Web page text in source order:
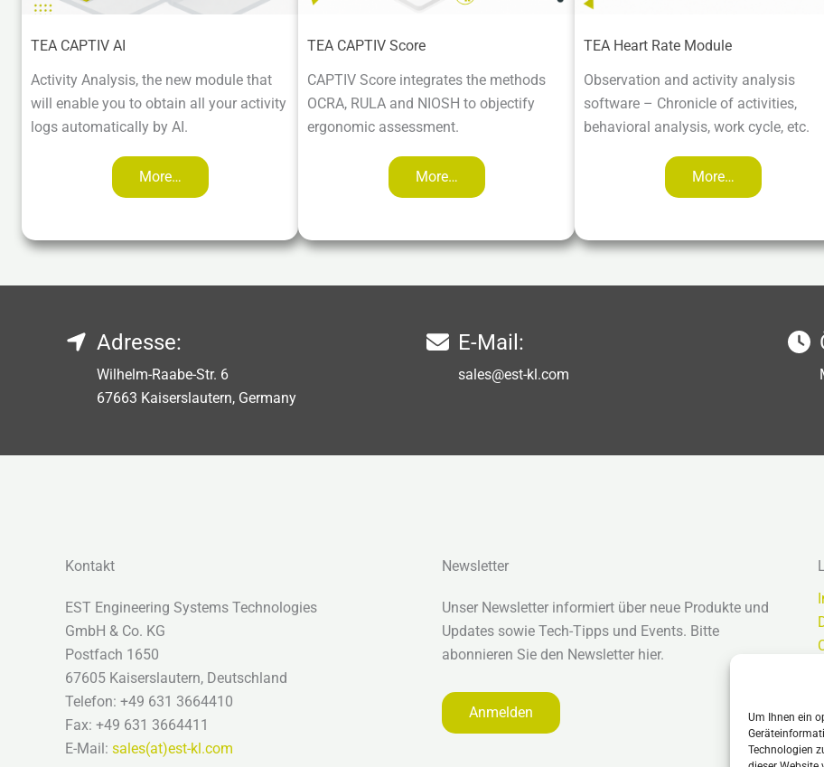
Um Ihnen ein
Technologien
TEA CAPTIV AI
Activity Analysis, the new module that
will enable you to obtain all your activity
logs automatically by AI.
More…
TEA CAPTIV Score
CAPTIV Score integrates the methods
OCRA, RULA and NIOSH to objectify
ergonomic assessment.
More…
TEA Heart Rate Module
Observation and activity analysis
software – Chronicle of activities,
behavioral analysis, work cycle, etc.
More…
Adresse:
Wilhelm-Raabe-Str. 6
67663 Kaiserslautern, Germany
E-Mail:
sales@est-kl.com
Kontakt
EST Engineering Systems Technologies
GmbH & Co. KG
Postfach 1650
67605 Kaiserslautern, Deutschland
Telefon: +49 631 3664410
Fax: +49 631 3664411
E-Mail: sales(at)est-kl.com
Newsletter
Unser Newsletter informiert über neue Produkte und
Updates sowie Tech-Tipps und Events. Bitte
abonnieren Sie den Newsletter hier.
Anmelden